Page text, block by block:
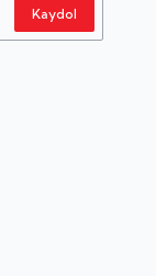
Kaydol